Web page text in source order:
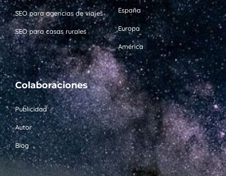
SEO para agencias de viajes
SEO para casas rurales
España
Europa
América
Colaboraciones
Publicidad
Autor
Blog